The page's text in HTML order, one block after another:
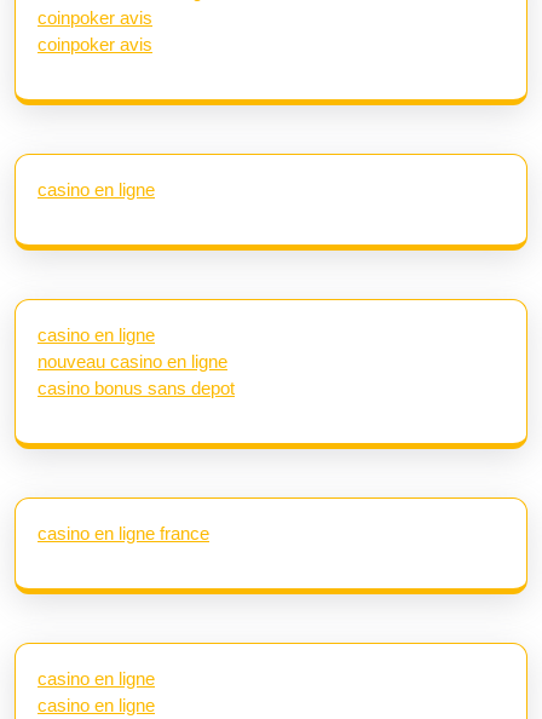
coinpoker avis
coinpoker avis
casino en ligne
casino en ligne
nouveau casino en ligne
casino bonus sans depot
casino en ligne france
casino en ligne
casino en ligne